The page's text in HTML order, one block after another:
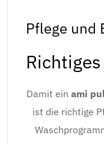
Pflege und
Damit ein ami
ist die richtige